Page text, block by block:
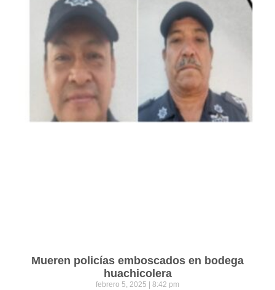
Mueren policías emboscados en bodega
huachicolera
febrero 5, 2025 8:42 pm